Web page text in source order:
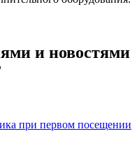
и новостями
при первом посещении